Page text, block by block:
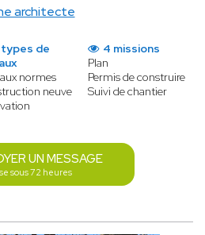
architecte
types de
normes
neuve
4 missions
Plan
Permis de construire
Suivi de chantier
UN MESSAGE
sous 72 heures